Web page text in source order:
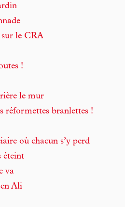
sur le CRA
!
le mur
réformettes branlettes !
où chacun s’y perd
éteint
va
Ali